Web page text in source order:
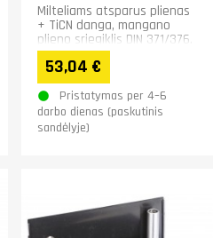
Milteliams atsparus plienas
+ TiCN danga, mangano
plieno sriegiklis DIN 371/376.
Tinka plienui,
nerūdijančiajam plienui ir...
53,04 €
Pristatymas per 4–6
darbo dienas (paskutinis
sandėlyje)